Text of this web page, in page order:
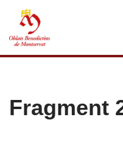
al
Fragment